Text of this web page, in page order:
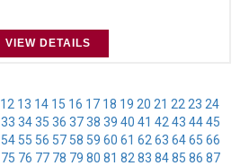
VIEW DETAILS
12 13 14 15 16 17 18 19 20 21 22 23 24
33 3435 36 3738 39 40 41 42 43 4445
54 55 56 57 58 59 60 61 62 63 6465 66
75 76 77 78 79 80 81 82 83 8485 86 87